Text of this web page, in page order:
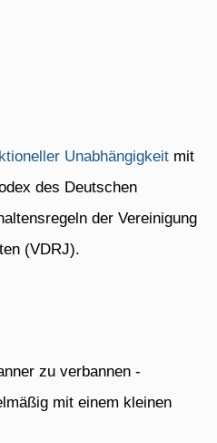
Unabhängigkeit mit
des Deutschen
der Vereinigung
(VDRJ).
zu verbannen -
mit einem kleinen